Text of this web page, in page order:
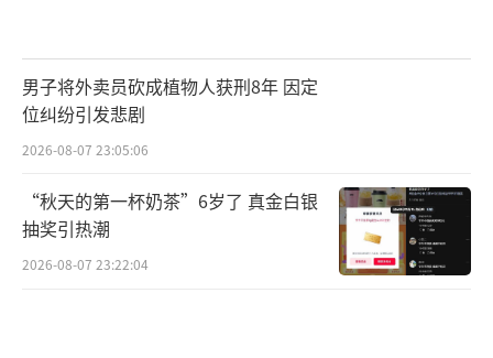
男子将外卖员砍成植物人获刑8年 因定
位纠纷引发悲剧
2026-08-07 23:05:06
“秋天的第一杯奶茶”6岁了 真金白银
抽奖引热潮
2026-08-07 23:22:04